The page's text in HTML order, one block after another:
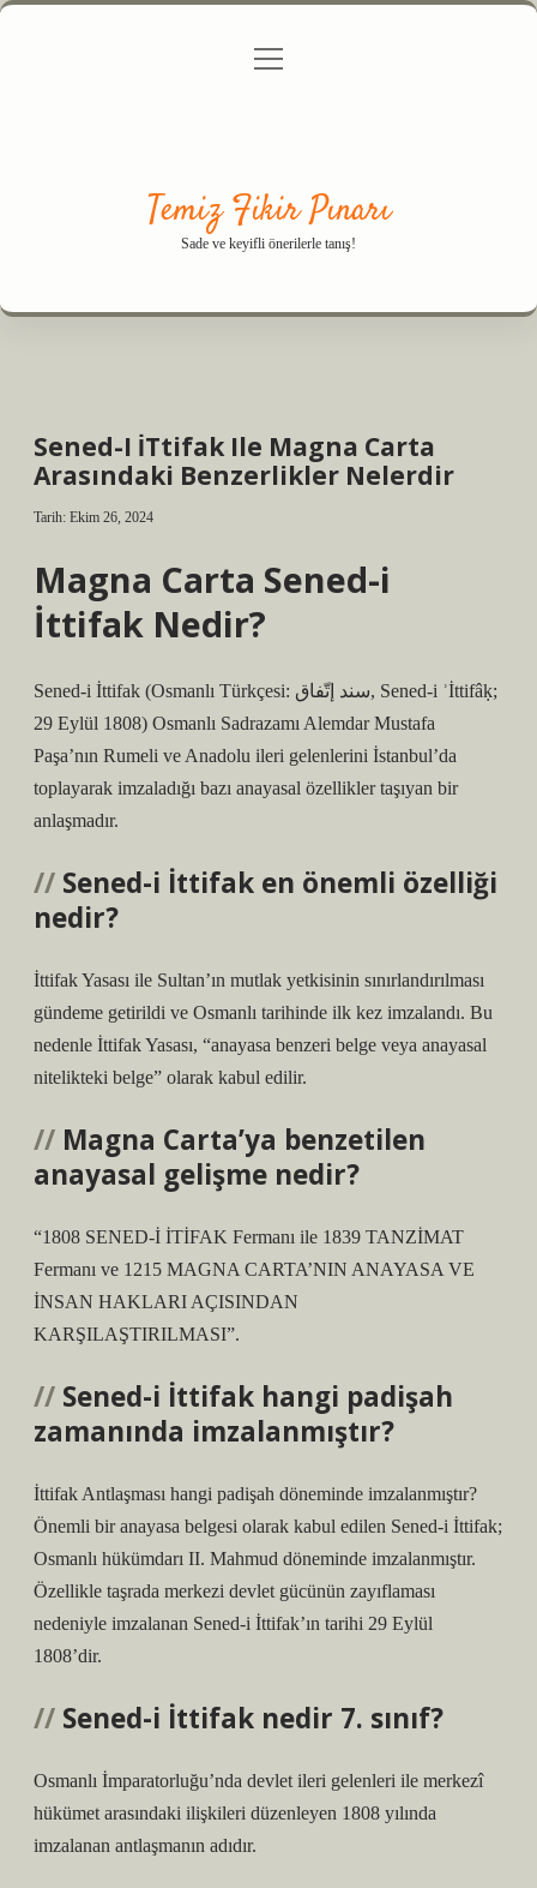
Gizlilik Politikası
menüyü
Temiz Fikir Pınarı
Sade ve keyifli önerilerle tanış!
Sened-I İTtifak Ile Magna Carta
Arasındaki Benzerlikler Nelerdir
Tarih: Ekim 26, 2024
Magna Carta Sened-i
İttifak Nedir?
Sened-i İttifak (Osmanlı Türkçesi: سند إتّفاق, Sened-i ʾİttifâḳ;
29 Eylül 1808) Osmanlı Sadrazamı Alemdar Mustafa
Paşa’nın Rumeli ve Anadolu ileri gelenlerini İstanbul’da
toplayarak imzaladığı bazı anayasal özellikler taşıyan bir
anlaşmadır.
Sened-i İttifak en önemli özelliği
nedir?
İttifak Yasası ile Sultan’ın mutlak yetkisinin sınırlandırılması
gündeme getirildi ve Osmanlı tarihinde ilk kez imzalandı. Bu
nedenle İttifak Yasası, “anayasa benzeri belge veya anayasal
nitelikteki belge” olarak kabul edilir.
Magna Carta’ya benzetilen
anayasal gelişme nedir?
“1808 SENED-İ İTİFAK Fermanı ile 1839 TANZİMAT
Fermanı ve 1215 MAGNA CARTA’NIN ANAYASA VE
İNSAN HAKLARI AÇISINDAN
KARŞILAŞTIRILMASI”.
Sened-i İttifak hangi padişah
zamanında imzalanmıştır?
İttifak Antlaşması hangi padişah döneminde imzalanmıştır?
Önemli bir anayasa belgesi olarak kabul edilen Sened-i İttifak;
Osmanlı hükümdarı II. Mahmud döneminde imzalanmıştır.
Özellikle taşrada merkezi devlet gücünün zayıflaması
nedeniyle imzalanan Sened-i İttifak’ın tarihi 29 Eylül
1808’dir.
Sened-i İttifak nedir 7. sınıf?
Osmanlı İmparatorluğu’nda devlet ileri gelenleri ile merkezî
hükümet arasındaki ilişkileri düzenleyen 1808 yılında
imzalanan antlaşmanın adıdır.